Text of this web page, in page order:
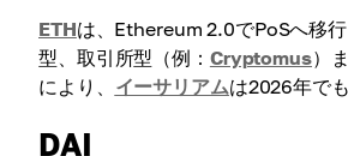
ETHは、Ethereum 2.0でPoSへ移
型、取引所型（例： Cryptomus）
により、 イーサリアムは2026年で
DAI